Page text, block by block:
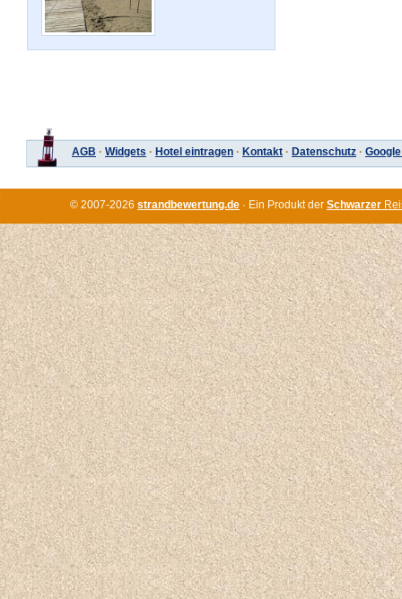
AGB · Widgets · Hotel eintragen · Kontakt · Datenschutz ·
© 2007-2026 strandbewertung.de · Ein Produkt der Schwarzer